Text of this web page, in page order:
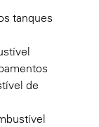
tanques
de